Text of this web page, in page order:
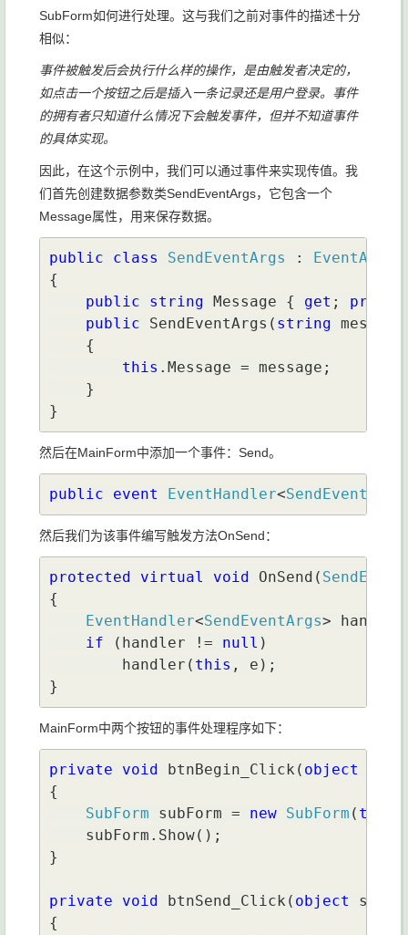
SubForm如何进行处理。这与我们之前对事件的描述十分
相似：
事件被触发后会执行什么样的操作，是由触发者决定的，
如点击一个按钮之后是插入一条记录还是用户登录。事件
的拥有者只知道什么情况下会触发事件，但并不知道事件
的具体实现。
因此，在这个示例中，我们可以通过事件来实现传值。我
们首先创建数据参数类SendEventArgs，它包含一个
Message属性，用来保存数据。
public class SendEventArgs :
{
public string Message { get ;
public SendEventArgs( string
    {
this .Message = message;
    }
}
然后在MainForm中添加一个事件：Send。
public event EventHandler<SendEventArgs
然后我们为该事件编写触发方法OnSend：
protected virtual void OnSend(
{
EventHandler<SendEventArgs>
if
(handler != null )
        handler(
this , e);
}
MainForm中两个按钮的事件处理程序如下：
private void btnBegin_Click( object
{
SubForm subForm = new SubForm ( this
    subForm.Show();
}
private void btnSend_Click( object
{